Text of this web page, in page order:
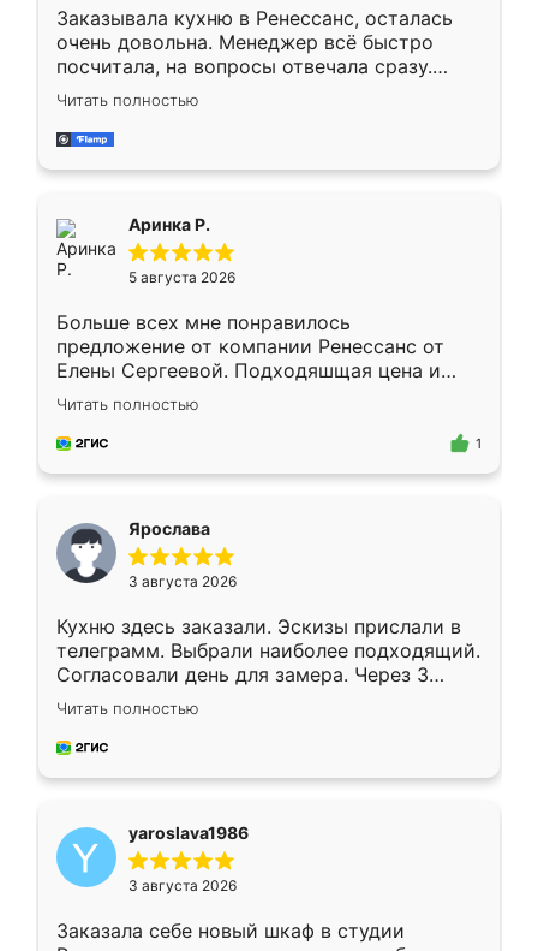
Заказывала кухню в Ренессанс, осталась
очень довольна. Менеджер всё быстро
посчитала, на вопросы отвечала сразу.
Замерщик приехал в субботу, подошёл к
делу со всей ответственностью. Собрали
за день, ребята работали аккуратно, даже
Читать полностью
Аринка Р.
5 августа 2026
Больше всех мне понравилось
предложение от компании Ренессанс от
Елены Сергеевой. Подходяшщая цена и
короткие сроки изготовления. Приехавший
для замера сотрудник Владислав
предложил по моему эскизу самый
Читать полностью
1
Ярослава
3 августа 2026
Кухню здесь заказали. Эскизы прислали в
телеграмм. Выбрали наиболее подходящий.
Согласовали день для замера. Через 3
недели кухня была уже готова. Остались
довольны работой. Спасибо Ренессанс
мебель за качественную работу!
Читать полностью
yaroslava1986
3 августа 2026
Заказала себе новый шкаф в студии